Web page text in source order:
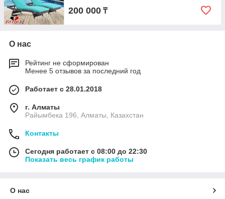
200 000 ₸
О нас
Рейтинг не сформирован
Менее 5 отзывов за последний год
Работает с 28.01.2018
г. Алматы
Райымбека 196, Алматы, Казахстан
Контакты
Сегодня работает с 08:00 до 22:30
Показать весь график работы
О нас